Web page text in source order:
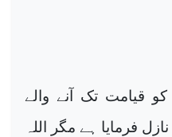
کو قیامت تک آنے والے
فرمایا ہے مگر اللہ